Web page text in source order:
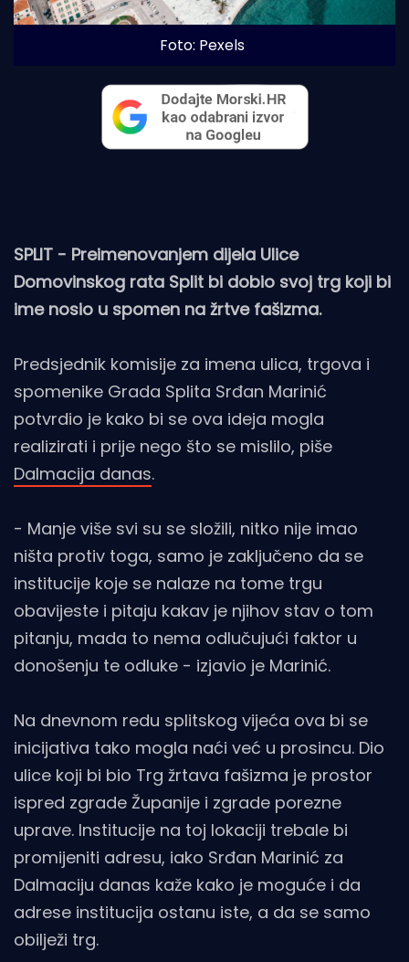
Foto: Pexels
SPLIT - Preimenovanjem dijela Ulice
Domovinskog rata Split bi dobio svoj trg koji bi
ime nosio u spomen na žrtve fašizma.
Predsjednik komisije za imena ulica, trgova i
spomenike Grada Splita Srđan Marinić
potvrdio je kako bi se ova ideja mogla
realizirati i prije nego što se mislilo, piše
Dalmacija danas.
- Manje više svi su se složili, nitko nije imao
ništa protiv toga, samo je zaključeno da se
institucije koje se nalaze na tome trgu
obavijeste i pitaju kakav je njihov stav o tom
pitanju, mada to nema odlučujući faktor u
donošenju te odluke - izjavio je Marinić.
Na dnevnom redu splitskog vijeća ova bi se
inicijativa tako mogla naći već u prosincu. Dio
ulice koji bi bio Trg žrtava fašizma je prostor
ispred zgrade Županije i zgrade porezne
uprave. Institucije na toj lokaciji trebale bi
promijeniti adresu, iako Srđan Marinić za
Dalmaciju danas kaže kako je moguće i da
adrese institucija ostanu iste, a da se samo
obilježi trg.